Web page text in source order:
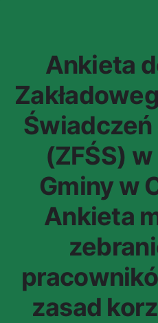
Ankieta
(ZFŚS)
Gminy w
Ankieta
zasad